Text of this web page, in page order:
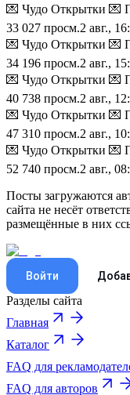
💌 Чудо Открытки 💌
33 027 просм.2 авг.,
💌 Чудо Открытки 💌
34 196 просм.2 авг.,
💌 Чудо Открытки 💌
40 738 просм.2 авг.,
💌 Чудо Открытки 💌
47 310 просм.2 авг.,
💌 Чудо Открытки 💌
52 740 просм.2 авг.,
Посты загружаются
сайта не несёт
размещённые в них
Войти
Разделы сайта
Главная
Каталог
FAQ для
FAQ для авторов